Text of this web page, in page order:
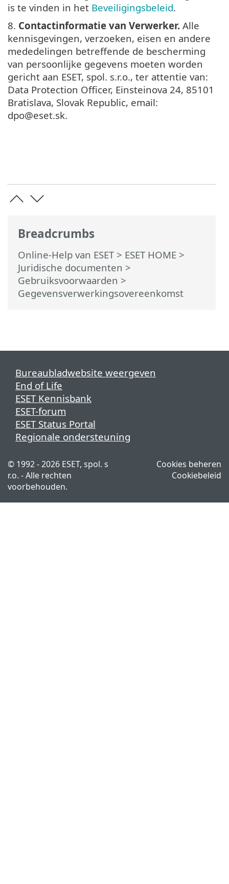
Breadcrumbs
Online-Help van ESET> ESET HOME >
Juridische documenten >
Gebruiksvoorwaarden >
Gegevensverwerkingsovereenkomst
is te vinden in het Beveiligingsbeleid.
8. Contactinformatie van Verwerker. Alle
kennisgevingen, verzoeken, eisen en andere
mededelingen betreffende de bescherming
van persoonlijke gegevens moeten worden
gericht aan ESET, spol. s.r.o., ter attentie van:
Data Protection Officer, Einsteinova 24, 85101
Bratislava, Slovak Republic, email:
dpo@eset.sk.
Bureaubladwebsite weergeven
End of Life
ESET Kennisbank
ESET-forum
ESET Status Portal
Regionale ondersteuning
© 1992 - 2026 ESET, spol. s
r.o. - Alle rechten
voorbehouden.
Cookies beheren
Cookiebeleid